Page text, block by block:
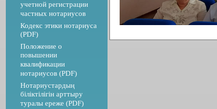
учетной регистрации
частных нотариусов
Кодекс этики нотариуса
(PDF)
Положение о
повышении
квалификации
нотариусов (PDF)
Нотариустардың
біліктілігін арттыру
туралы ереже (PDF)